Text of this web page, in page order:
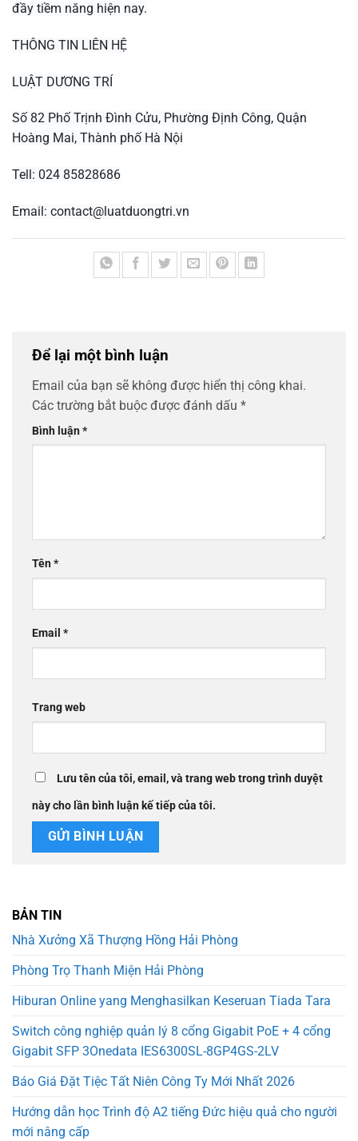
đầy tiềm năng hiện nay.
THÔNG TIN LIÊN HỆ
LUẬT DƯƠNG TRÍ
Số 82 Phố Trịnh Đình Cửu, Phường Định Công, Quận
Hoàng Mai, Thành phố Hà Nội
Tell: 024 85828686
Email: contact@luatduongtri.vn
Để lại một bình luận
Email của bạn sẽ không được hiển thị công khai.
Các trường bắt buộc được đánh dấu *
Bình luận*
Tên*
Email *
Trang web
Lưu tên của tôi, email, và trang web trong trình duyệt
này cho lần bình luận kế tiếp của tôi.
BẢN TIN
Nhà Xưởng Xã Thượng Hồng Hải Phòng
Phòng Trọ Thanh Miện Hải Phòng
Hiburan Online yang Menghasilkan Keseruan Tiada Tara
Switch công nghiệp quản lý 8 cổng Gigabit PoE + 4 cổng
Gigabit SFP 3Onedata IES6300SL-8GP4GS-2LV
Báo Giá Đặt Tiệc Tất Niên Công Ty Mới Nhất 2026
Hướng dẫn học Trình độ A2 tiếng Đức hiệu quả cho người
mới nâng cấp